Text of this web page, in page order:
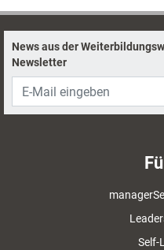
News aus der
Newsletter
Self-